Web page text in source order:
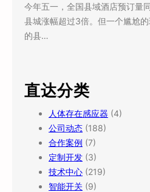
今年五一，全国县域酒店预订量
县城涨幅超过3倍。但一个尴尬
的县…
直达分类
人体存在感应器 (4)
公司动态 (188)
合作案例 (7)
定制开发 (3)
技术中心 (219)
智能开关 (9)